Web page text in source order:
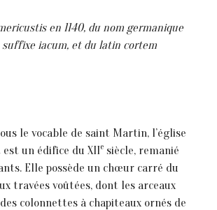
en 1140, du nom germanique
suffixe iacum, et du latin cortem
le vocable de saint Martin, l’église
un édifice du XIIe siècle, remanié
Elle possède un chœur carré du
travées voûtées, dont les arceaux
colonnettes à chapiteaux ornés de